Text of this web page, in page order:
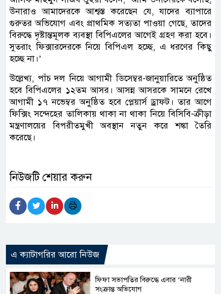
উনারাও আমাদেরকে আশ্বস্ত করেছেন যে, যাদের ব্যাপারে
গুরুতর অভিযোগ এবং প্রাথমিক সত্যতা পাওয়া গেছে, তাদের
বিরুদ্ধে দৃষ্টান্তমূলক ব্যবস্থা বিপিএলের আগেই গ্রহণ করা হবে।
সুতরাং ফিক্সারদেরকে নিয়ে বিপিএল হচ্ছে, এ ধরণের কিছু
হচ্ছে না।’
উল্লেখ্য, পাঁচ দল নিয়ে আগামী ডিসেম্বর-জানুয়ারিতে অনুষ্ঠিত
হবে বিপিএলের ১২তম আসর। আসন্ন আসরকে সামনে রেখে
আগামী ১৭ নভেম্বর অনুষ্ঠিত হবে প্লেয়ার্স ড্রাফট। তার আগে
ফিক্সিং সন্দেহের তালিকায় থাকা না থাকা নিয়ে বিসিবি-ক্রীড়া
মন্ত্রণালয়ের বিপরীতমুখী অবস্থান নতুন করে শঙ্কা তৈরি
করেছে।
নিউজটি শেয়ার করুন
এ ক্যাটাগরির আরো নিউজ
ফিফা সভাপতির বিরুদ্ধে এবার ‘নারী
সংক্রান্ত অভিযোগ